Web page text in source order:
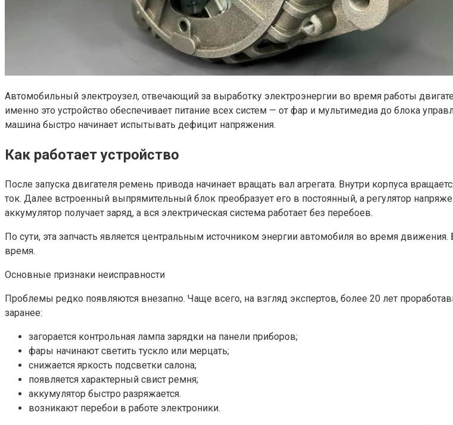
Автомобильный электроузел, отвечающий за выработку электроэнергии во время работы
именно это устройство обеспечивает питание всех систем — от фар и мультимедиа до блока
машина быстро начинает испытывать дефицит напряжения.
Как работает устройство
После запуска двигателя ремень привода начинает вращать вал агрегата. Внутри корпуса
ток. Далее встроенный выпрямительный блок преобразует его в постоянный, а регулятор
аккумулятор получает заряд, а вся электрическая система работает без перебоев.
По сути, эта запчасть является центральным источником энергии автомобиля во время
время.
Основные признаки неисправности
Проблемы редко появляются внезапно. Чаще всего, на взгляд экспертов, более 20 лет
заранее:
загорается контрольная лампа зарядки на панели приборов;
фары начинают светить тускло или мерцать;
снижается яркость подсветки салона;
появляется характерный свист ремня;
аккумулятор быстро разряжается.
возникают перебои в работе электроники.